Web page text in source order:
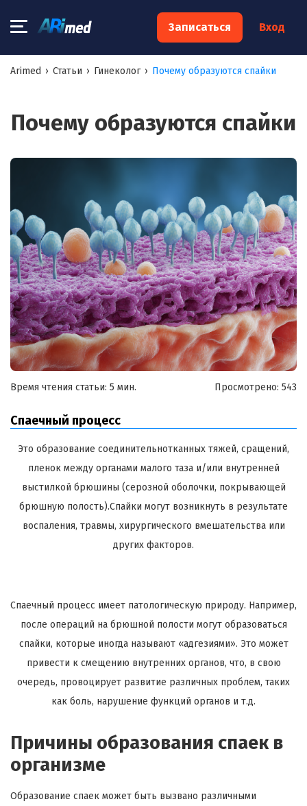
Записаться Вход
Arimed › Статьи › Гинеколог › Почему образуются спайки
Почему образуются спайки
Время чтения статьи: 5 мин. Просмотрено: 543
Спаечный процесс
Это образование соединительнотканных тяжей, сращений,
пленок между органами малого таза и/или внутренней
выстилкой брюшины (серозной оболочки, покрывающей
брюшную полость).Спайки могут возникнуть в результате
воспаления, травмы, хирургического вмешательства или
других факторов.
Спаечный процесс имеет патологическую природу. Например,
после операций на брюшной полости могут образоваться
спайки, которые иногда называют «адгезиями». Это может
привести к смещению внутренних органов, что, в свою
очередь, провоцирует развитие различных проблем, таких
как боль, нарушение функций органов и т.д.
Причины образования спаек в
организме
Образование спаек может быть вызвано различными
Запишитесь на консультацию к специалисту
Я согласен наобработку моих персональных данных